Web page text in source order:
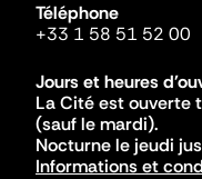
Téléphone
+33 1 58 51 52 00
Jours et heures
La Cité est ouverte
(sauf le mardi).
Nocturne le jeudi
Informations et